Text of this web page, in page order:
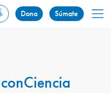
Dona Súmate